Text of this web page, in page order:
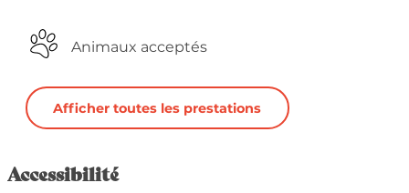
Animaux acceptés
Afficher toutes les prestations
Accessibilité